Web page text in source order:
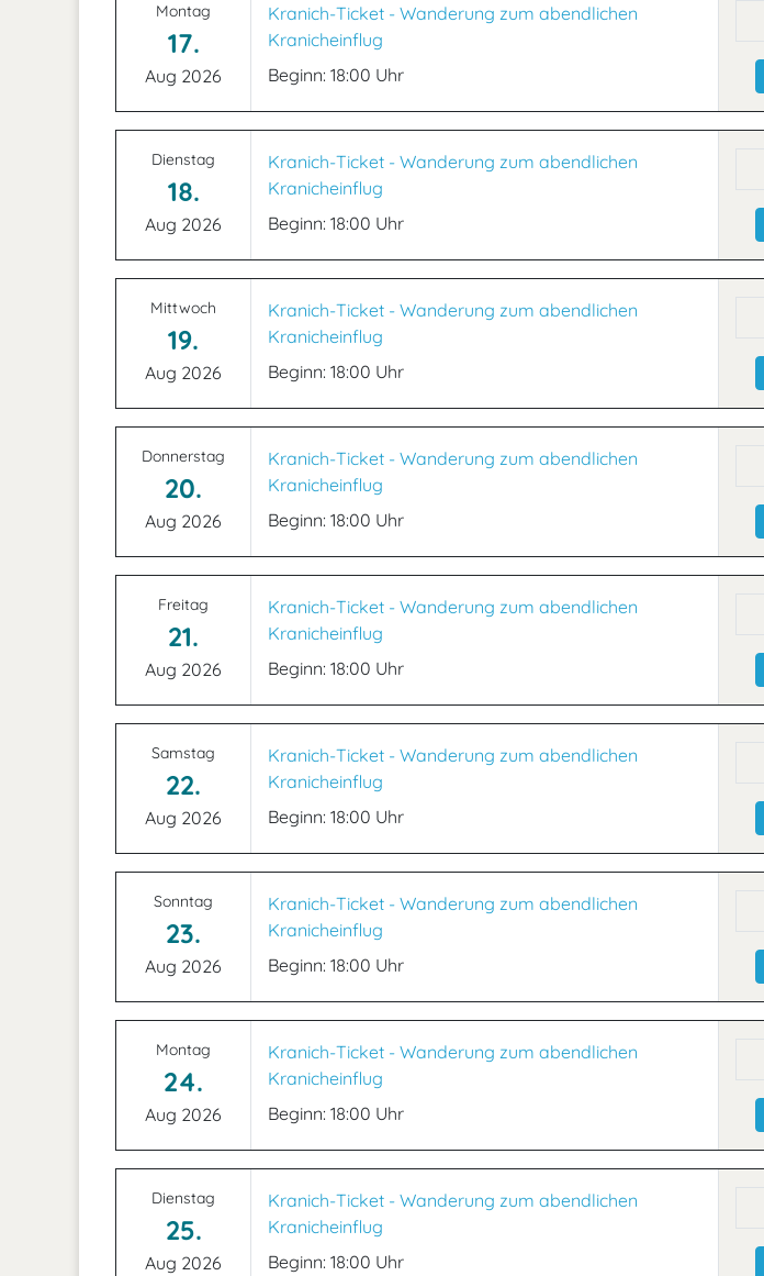
Montag
17.
Aug 2026
Kranich-Ticket - Wanderung zum abendlichen
Kranicheinflug
Beginn: 18:00 Uhr
Dienstag
18.
Aug 2026
Kranich-Ticket - Wanderung zum abendlichen
Kranicheinflug
Beginn: 18:00 Uhr
Mittwoch
19.
Aug 2026
Kranich-Ticket - Wanderung zum abendlichen
Kranicheinflug
Beginn: 18:00 Uhr
Donnerstag
20.
Aug 2026
Kranich-Ticket - Wanderung zum abendlichen
Kranicheinflug
Beginn: 18:00 Uhr
Freitag
21.
Aug 2026
Kranich-Ticket - Wanderung zum abendlichen
Kranicheinflug
Beginn: 18:00 Uhr
Samstag
22.
Aug 2026
Kranich-Ticket - Wanderung zum abendlichen
Kranicheinflug
Beginn: 18:00 Uhr
Sonntag
23.
Aug 2026
Kranich-Ticket - Wanderung zum abendlichen
Kranicheinflug
Beginn: 18:00 Uhr
Montag
24.
Aug 2026
Kranich-Ticket - Wanderung zum abendlichen
Kranicheinflug
Beginn: 18:00 Uhr
Dienstag
25.
Aug 2026
Kranich-Ticket - Wanderung zum abendlichen
Kranicheinflug
Beginn: 18:00 Uhr